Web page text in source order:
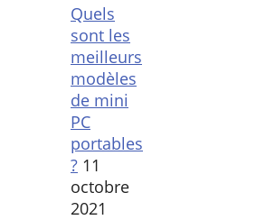
Quels
sont les
meilleurs
modèles
de mini
PC
portables
? 11
octobre
2021